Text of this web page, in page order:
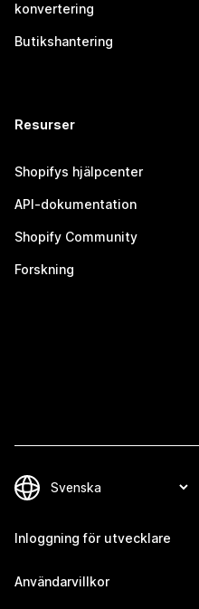
konvertering
Butikshantering
Resurser
Shopifys hjälpcenter
API-dokumentation
Shopify Community
Forskning
Inloggning för utvecklare
Användarvillkor